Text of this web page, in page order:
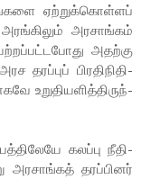
ஏற்­றுக்­கொள்ளப்
அர­சாங்கம்
அதற்கு
பிர­தி­நி­தி­
உறு­தி­ய­ளித்­தி­ருந்­
கலப்பு நீதி­
அர­சாங்கத் தரப்­பினர்